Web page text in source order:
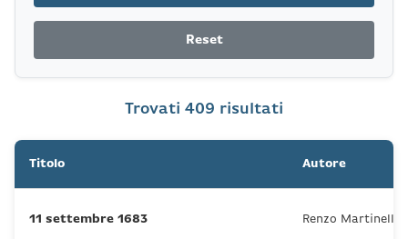
Reset
Trovati 409 risultati
Titolo Autore
11 settembre 1683 Renzo Martinelli